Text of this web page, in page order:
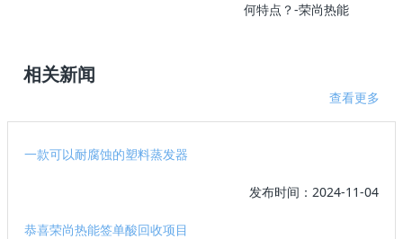
何特点？-荣尚热能
相关新闻
查看更多
一款可以耐腐蚀的塑料蒸发器
发布时间：2024-11-04
恭喜荣尚热能签单酸回收项目